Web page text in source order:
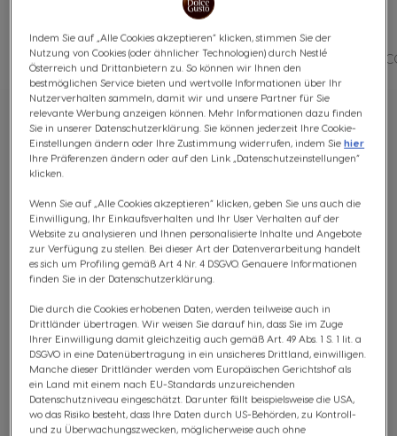
ALLE MINI ME GENIO S INFINISSIMA
Geöffnet
2Elemente
Reihenfolge
Infinissima Krups® Manuell Cosmic
Grey
MANUELL
Indem Sie auf „Alle Cookies akzeptieren“ klicken, stimmen Sie der
Nutzung von Cookies (oder ähnlicher Technologien) durch Nestlé
Österreich und Drittanbietern zu. So können wir Ihnen den
bestmöglichen Service bieten und wertvolle Informationen über Ihr
Nutzerverhalten sammeln, damit wir und unsere Partner für Sie
relevante Werbung anzeigen können. Mehr Informationen dazu finden
Sie in unserer Datenschutzerklärung. Sie können jederzeit Ihre Cookie-
Einstellungen ändern oder Ihre Zustimmung widerrufen, indem Siehier
Ihre Präferenzen ändern oder auf den Link „Datenschutzeinstellungen“
klicken.
Wenn Sie auf „Alle Cookies akzeptieren“ klicken, geben Sie uns auch die
Einwilligung, Ihr Einkaufsverhalten und Ihr User Verhalten auf der
Website zu analysieren und Ihnen personalisierte Inhalte und Angebote
zur Verfügung zu stellen. Bei dieser Art der Datenverarbeitung handelt
es sich um Profiling gemäß Art 4 Nr. 4 DSGVO. Genauere Informationen
finden Sie in der Datenschutzerklärung.
Die durch die Cookies erhobenen Daten, werden teilweise auch in
Drittländer übertragen. Wir weisen Sie darauf hin, dass Sie im Zuge
Ihrer Einwilligung damit gleichzeitig auch gemäß Art. 49 Abs. 1 S. 1 lit. a
DSGVO in eine Datenübertragung in ein unsicheres Drittland, einwilligen.
Manche dieser Drittländer werden vom Europäischen Gerichtshof als
ein Land mit einem nach EU-Standards unzureichenden
Datenschutzniveau eingeschätzt. Darunter fällt beispielsweise die USA,
wo das Risiko besteht, dass Ihre Daten durch US-Behörden, zu Kontroll-
und zu Überwachungszwecken, möglicherweise auch ohne